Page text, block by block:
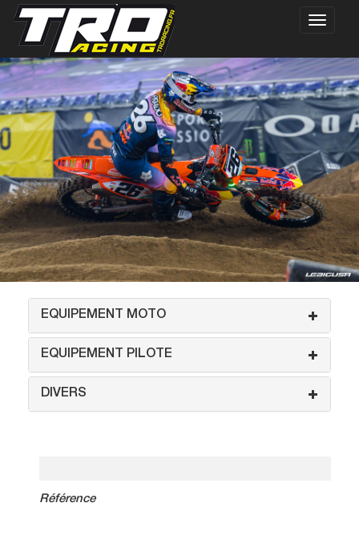
EQUIPEMENT MOTO
EQUIPEMENT PILOTE
DIVERS
Référence